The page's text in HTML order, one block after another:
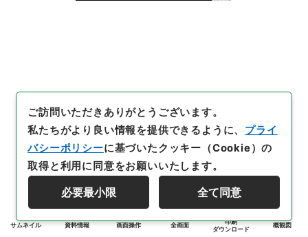
サムネイル 資料情報 画面操作 全画面
印刷
ダウンロード
概観図
ご訪問いただきありがとうございます。
私たちがより良い情報を提供できるように、 プライ
バシーポリシーに基づいたクッキー（Cookie）の
取得と利用に同意をお願いいたします。
必要最小限 全て同意